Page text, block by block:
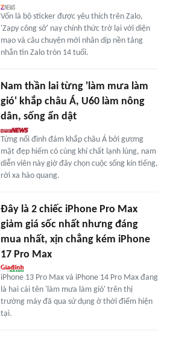
Vốn là bộ sticker được yêu thích trên Zalo,
'Zapy công sở' nay chính thức trở lại với diện
mạo và câu chuyện mới nhân dịp nền tảng
nhắn tin Zalo tròn 14 tuổi.
Nam thần lai từng 'làm mưa làm
gió' khắp châu Á, U60 làm nông
dân, sống ẩn dật
Từng nổi đình đám khắp châu Á bởi gương
mặt đẹp hiếm có cùng khí chất lạnh lùng, nam
diễn viên này giờ đây chọn cuộc sống kín tiếng,
rời xa hào quang.
Đây là 2 chiếc iPhone Pro Max
giảm giá sốc nhất nhưng đáng
mua nhất, xịn chẳng kém iPhone
17 Pro Max
iPhone 13 Pro Max và iPhone 14 Pro Max đang
là hai cái tên 'làm mưa làm gió' trên thị
trường máy đã qua sử dụng ở thời điểm hiện
tại.